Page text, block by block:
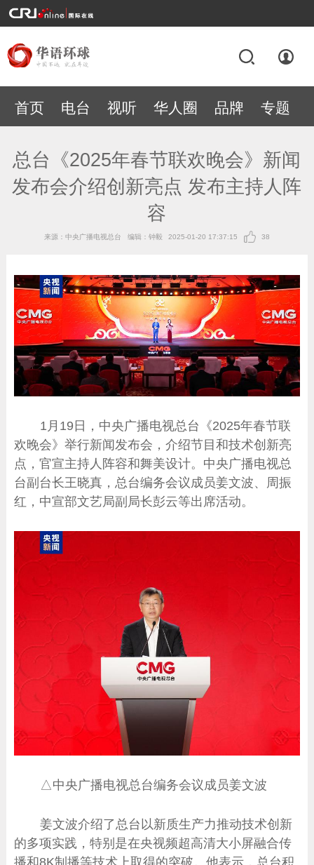
首页 电台 视听 华人圈 品牌 专题
总台《2025年春节联欢晚会》新闻
发布会介绍创新亮点 发布主持人阵
容
来源：中央广播电视总台 编辑：钟毅 2025-01-20 17:37:15 38
1月19日，中央广播电视总台《2025年春节联
欢晚会》举行新闻发布会，介绍节目和技术创新亮
点，官宣主持人阵容和舞美设计。中央广播电视总
台副台长王晓真，总台编务会议成员姜文波、周振
红，中宣部文艺局副局长彭云等出席活动。
△中央广播电视总台编务会议成员姜文波
姜文波介绍了总台以新质生产力推动技术创新
的多项实践，特别是在央视频超高清大小屏融合传
播和8K制播等技术上取得的突破。他表示，总台积